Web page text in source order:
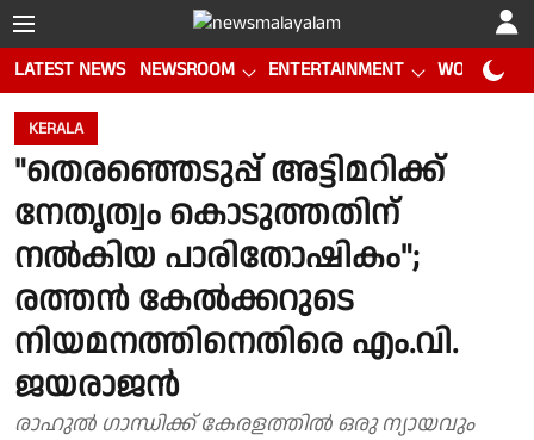
LATEST NEWS NEWSROOM ENTERTAINMENT WORLD CUP
KERALA
"തെരഞ്ഞെടുപ്പ് അട്ടിമറിക്ക്
നേതൃത്വം കൊടുത്തതിന്
നൽകിയ പാരിതോഷികം";
രത്തൻ കേൽക്കറുടെ
നിയമനത്തിനെതിരെ എം.വി.
ജയരാജൻ
രാഹുൽ ഗാന്ധിക്ക് കേരളത്തിൽ ഒരു ന്യായവും